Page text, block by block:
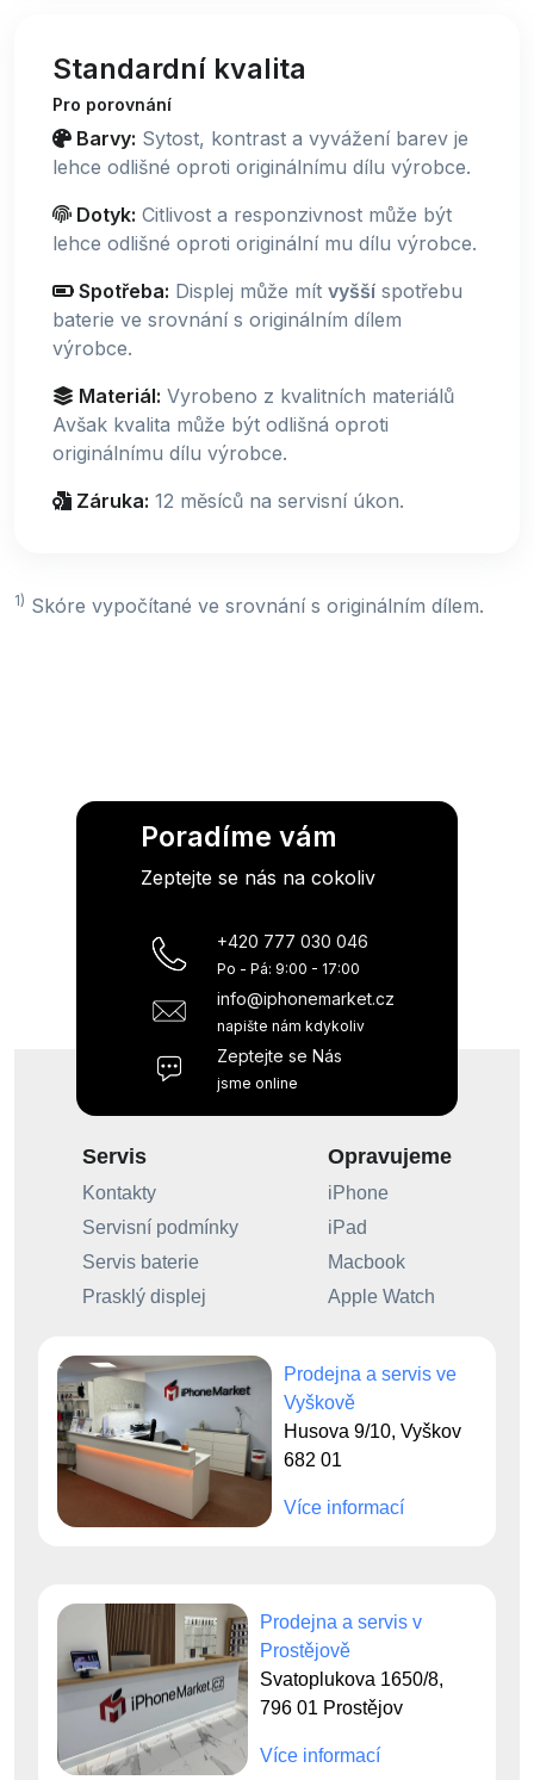
Standardní kvalita
Pro porovnání
Barvy: Sytost, kontrast a vyvážení barev je
lehce odlišné oproti originálnímu dílu výrobce.
Dotyk: Citlivost a responzivnost může být
lehce odlišné oproti originální mu dílu výrobce.
Spotřeba: Displej může mít vyšší spotřebu
baterie ve srovnání s originálním dílem
výrobce.
Materiál: Vyrobeno z kvalitních materiálů
Avšak kvalita může být odlišná oproti
originálnímu dílu výrobce.
Záruka: 12 měsíců na servisní úkon.
1) Skóre vypočítané ve srovnání s originálním dílem.
Poradíme vám
Zeptejte se nás na cokoliv
+420 777 030 046
Po - Pá: 9:00 - 17:00
info@iphonemarket.cz
napište nám kdykoliv
Zeptejte se Nás
jsme online
Servis
Kontakty
Servisní podmínky
Servis baterie
Prasklý displej
Opravujeme
iPhone
iPad
Macbook
Apple Watch
Prodejna a servis ve
Vyškově
Husova 9/10, Vyškov
682 01
Více informací
Prodejna a servis v
Prostějově
Svatoplukova 1650/8,
796 01 Prostějov
Více informací